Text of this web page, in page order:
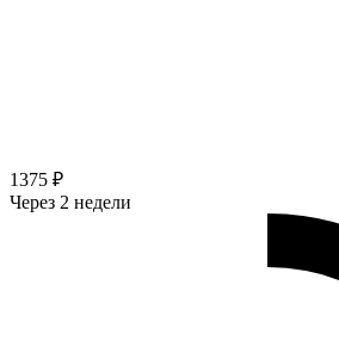
1375 ₽
Через 2 недели